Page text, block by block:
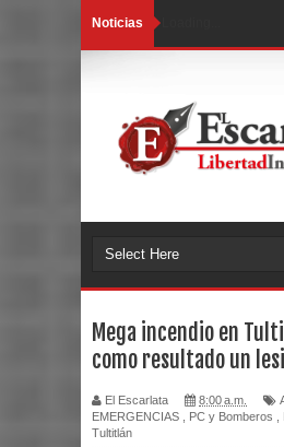
Noticias
Mega incendio en
como resultado un
El Escarlata 8:00 a.m.
EMERGENCIAS
PC y Bomberos
Tultitlán